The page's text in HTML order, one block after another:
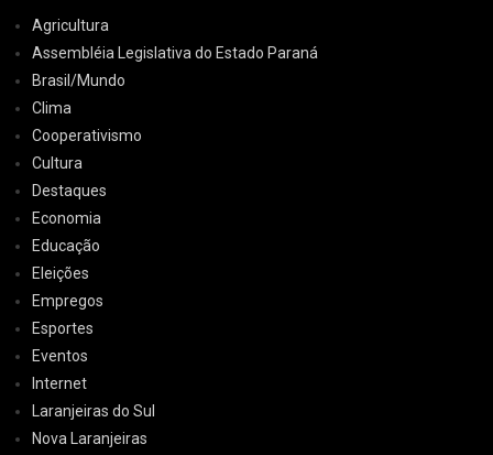
Agricultura
Assembléia Legislativa do Estado Paraná
Brasil/Mundo
Clima
Cooperativismo
Cultura
Destaques
Economia
Educação
Eleições
Empregos
Esportes
Eventos
Internet
Laranjeiras do Sul
Nova Laranjeiras